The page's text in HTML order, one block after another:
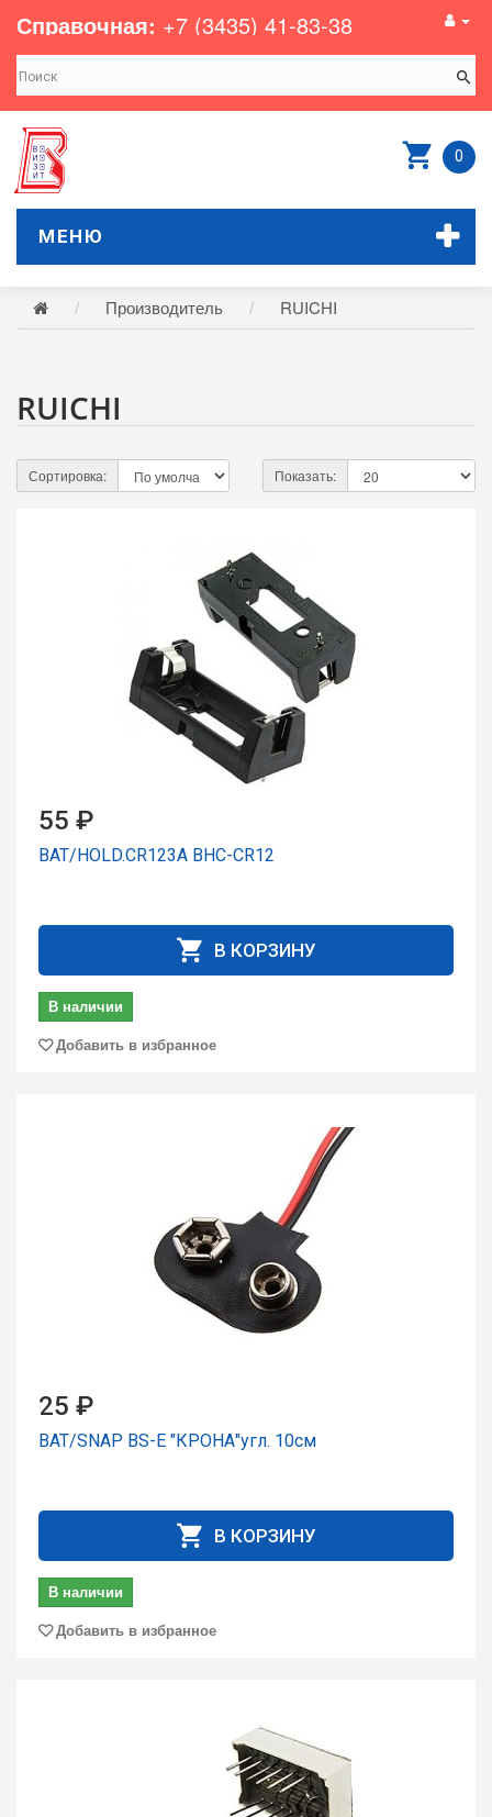
Справочная: +7 (3435) 41-83-38
0
МЕНЮ
Производитель RUICHI
RUICHI
Сортировка: Показать:
55 ₽
BAT/HOLD.CR123A BHC-CR12
В КОРЗИНУ
В наличии
Добавить в избранное
25 ₽
BAT/SNAP BS-E "КРОНА"угл. 10см
В КОРЗИНУ
В наличии
Добавить в избранное